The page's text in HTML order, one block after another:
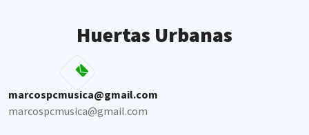
Huertas Urbanas
marcospcmusica@gmail.com
marcospcmusica@gmail.com